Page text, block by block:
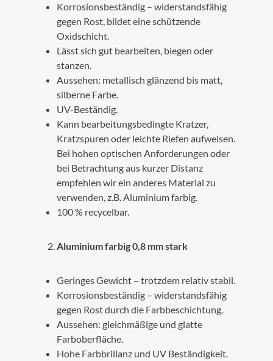
Korrosionsbeständig – widerstandsfähig
gegen Rost, bildet eine schützende
Oxidschicht.
Lässt sich gut bearbeiten, biegen oder
stanzen.
Aussehen: metallisch glänzend bis matt,
silberne Farbe.
UV-Beständig.
Kann bearbeitungsbedingte Kratzer,
Kratzspuren oder leichte Riefen aufweisen.
Bei hohen optischen Anforderungen oder
bei Betrachtung aus kurzer Distanz
empfehlen wir ein anderes Material zu
verwenden, z.B. Aluminium farbig.
100 % recycelbar.
Aluminium farbig 0,8 mm stark
Geringes Gewicht – trotzdem relativ stabil.
Korrosionsbeständig – widerstandsfähig
gegen Rost durch die Farbbeschichtung.
Aussehen: gleichmäßige und glatte
Farboberfläche.
Hohe Farbbrillanz und UV Beständigkeit.